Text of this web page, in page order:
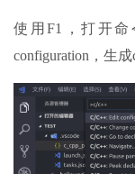
使用F1，打开命
configuration，生成